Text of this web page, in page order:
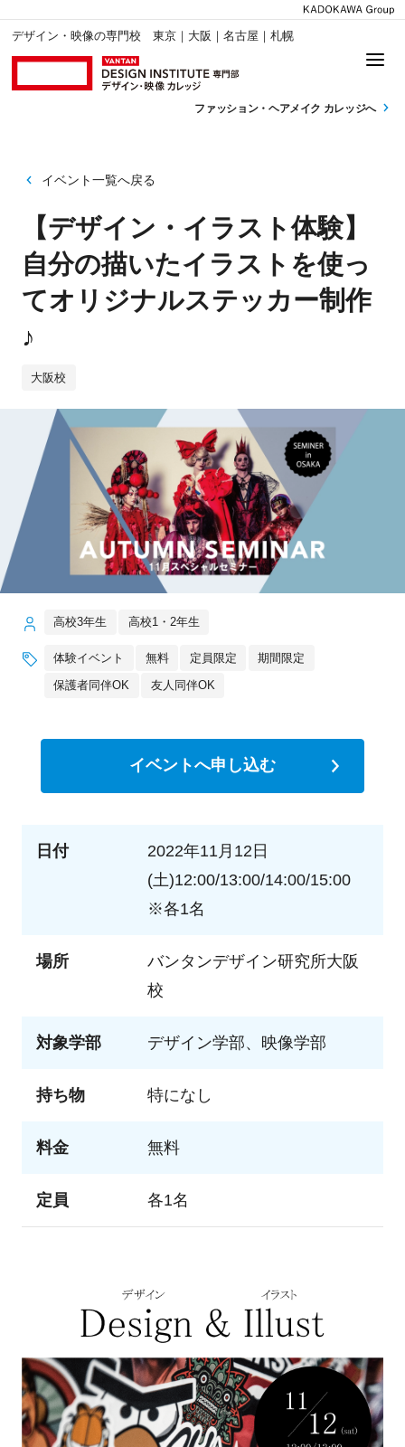
デザイン・映像の専門校 東京｜大阪｜名古屋｜札幌
ファッション・ ヘアメイク カレッジへ
イベント一覧へ戻る
【デザイン・イラスト体験】
自分の描いたイラストを使っ
てオリジナルステッカー制作
♪
大阪校
高校3年生 高校1・2年生
体験イベント 無料 定員限定 期間限定
保護者同伴OK 友人同伴OK
イベントへ申し込む
日付
2022年11月12日
(土)12:00/13:00/14:00/15:00
※各1名
場所
バンタンデザイン研究所大阪
校
対象学部 デザイン学部、映像学部
持ち物 特になし
料金 無料
定員 各1名